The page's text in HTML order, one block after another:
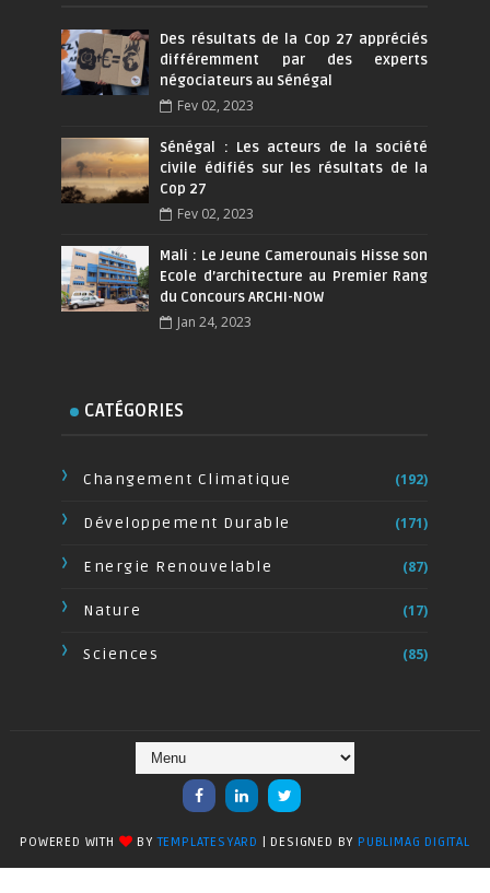
Des résultats de la Cop 27 appréciés
différemment par des experts
négociateurs au Sénégal
Fev 02, 2023
Sénégal : Les acteurs de la société
civile édifiés sur les résultats de la
Cop 27
Fev 02, 2023
Mali : Le Jeune Camerounais Hisse son
Ecole d’architecture au Premier Rang
du Concours ARCHI-NOW
Jan 24, 2023
CATÉGORIES
Changement Climatique (192)
Développement Durable (171)
Energie Renouvelable (87)
Nature (17)
Sciences (85)
POWERED WITH BYTEMPLATESYARD | DESIGNED BY PUBLIMAG DIGITAL